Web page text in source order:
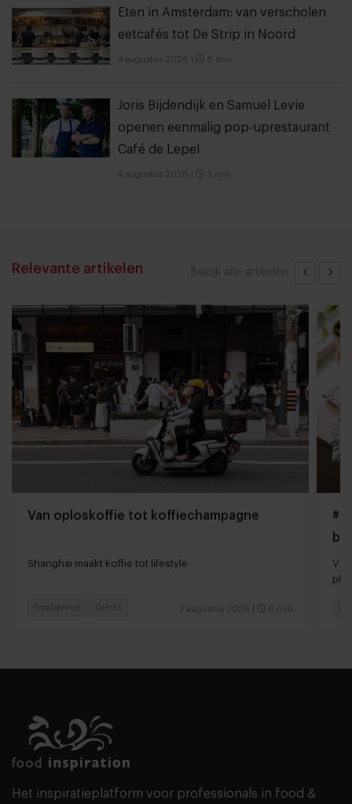
Eten in Amsterdam: van verscholen
eetcafés tot De Strip in Noord
4 augustus 2026 6 min
Joris Bijdendijk en Samuel Levie
openen eenmalig pop-uprestaurant
Café de Lepel
4 augustus 2026 3 min
Bekijk alle artikelen
Relevante artikelen
Van oploskoffie tot koffiechampagne
Shanghai maakt koffie tot lifestyle
7 augustus 2026 6 min
Foodservice Drinks
Het inspiratieplatform voor professionals in food &